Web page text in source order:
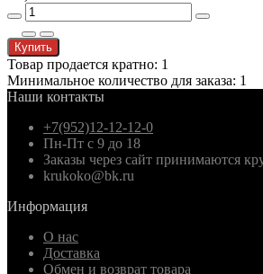
Купить
Товар продается кратно: 1
Минимальное количество для заказа: 1
Наши контакты
+7(952)12-12-12-0
Пн-Пт с 9 до 18
Заказы через сайт принимаются
krukoko@bk.ru
Информация
О нас
Доставка
Обмен и возврат товара